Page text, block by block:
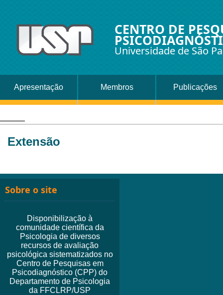
CENTRO DE
Universidade de São
Apresentação Membros Publicações
Extensão
Sobre o site
Disponibilização à
comunidade científica da
Psicologia de diversos
recursos de avaliação
psicológica sistematizados no
Centro de Pesquisas em
Psicodiagnóstico (CPP) do
Departamento de Psicologia
da FFCLRP/USP